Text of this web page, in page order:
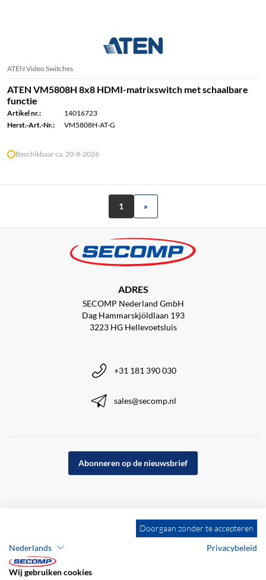
ATEN Video Switches
ATEN VM5808H 8x8 HDMI-matrixswitch met schaalbare
functie
Artikel nr.:
14016723
Herst.-Art.-Nr.:
VM5808H-AT-G
Beschikbaar ca. 20-8-2026
1 »
ADRES
SECOMP Nederland GmbH
Dag Hammarskjöldlaan 193
3223 HG Hellevoetsluis
+31 181 390 030
sales@secomp.nl
Abonneren op de nieuwsbrief
Doorgaan zonder te accepteren
Nederlands
Privacybeleid
Wij gebruiken cookies